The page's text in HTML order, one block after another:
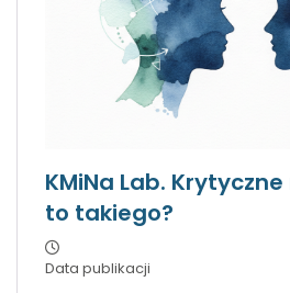
KMiNa Lab.
to takiego?
Data publikacji